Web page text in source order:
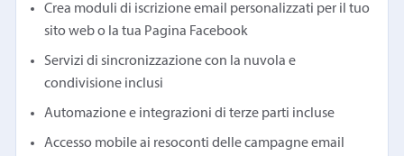
Crea moduli di iscrizione email personalizzati per il tuo
sito web o la tua Pagina Facebook
Servizi di sincronizzazione con la nuvola e
condivisione inclusi
Automazione e integrazioni di terze parti incluse
Accesso mobile ai resoconti delle campagne email